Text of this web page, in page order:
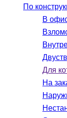
По
В
Для
На